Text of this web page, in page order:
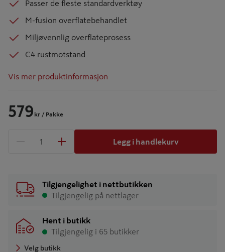
Passer de fleste standardverktøy
M-fusion overflatebehandlet
Miljøvennlig overflateprosess
C4 rustmotstand
Vis mer produktinformasjon
579 kr / Pakke
1 produkter
Legg i handlekurv
Tilgjengelighet i nettbutikken
Tilgjengelig på nettlager
Hent i butikk
Tilgjengelig i 65 butikker
Velg butikk